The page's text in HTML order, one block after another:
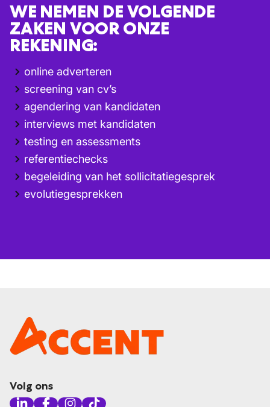
WE NEMEN DE VOLGENDE
ZAKEN VOOR ONZE
REKENING:
online adverteren
screening van cv’s
agendering van kandidaten
interviews met kandidaten
testing en assessments
referentiechecks
begeleiding van het sollicitatiegesprek
evolutiegesprekken
Volg ons